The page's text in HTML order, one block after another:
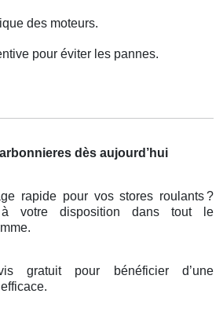
des moteurs.
pour éviter les pannes.
dès aujourd’hui
rapide pour vos stores roulants?
à votre disposition dans tout le
gratuit pour bénéficier d’une